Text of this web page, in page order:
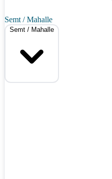
Semt / Mahalle
Semt / Mahalle